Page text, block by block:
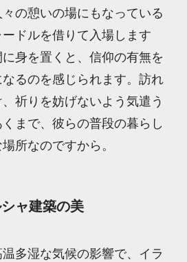
の憩いの場にもなっている
ドルを借りて入場します
身を置くと、信仰の有無を
るのを感じられます。訪れ
祈りを妨げないよう気遣う
まで、彼らの普段の暮らし
所なのですから。
ャ建築の美
多湿な気候の影響で、イラ